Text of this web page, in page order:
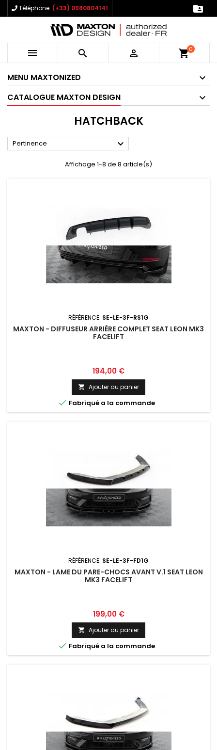
Téléphone: (+33) 0980804141 
   shopping_cart0
MENU MAXTONIZED
CATALOGUE MAXTON DESIGN
HATCHBACK
Pertinence 
Affichage 1-8 de 8 article(s)
RÉFÉRENCE: SE-LE-3F-RS1G
MAXTON - DIFFUSEUR ARRIÈRE COMPLET SEAT LEON MK3
FACELIFT
Prix
194,00 €
 Ajouter au panier
 Fabriqué a la commande
RÉFÉRENCE: SE-LE-3F-FD1G
MAXTON - LAME DU PARE-CHOCS AVANT V.1 SEAT LEON
MK3 FACELIFT
Prix
199,00 €
 Ajouter au panier
 Fabriqué a la commande